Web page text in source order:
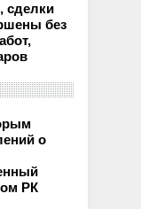
сделки
без
о
РК